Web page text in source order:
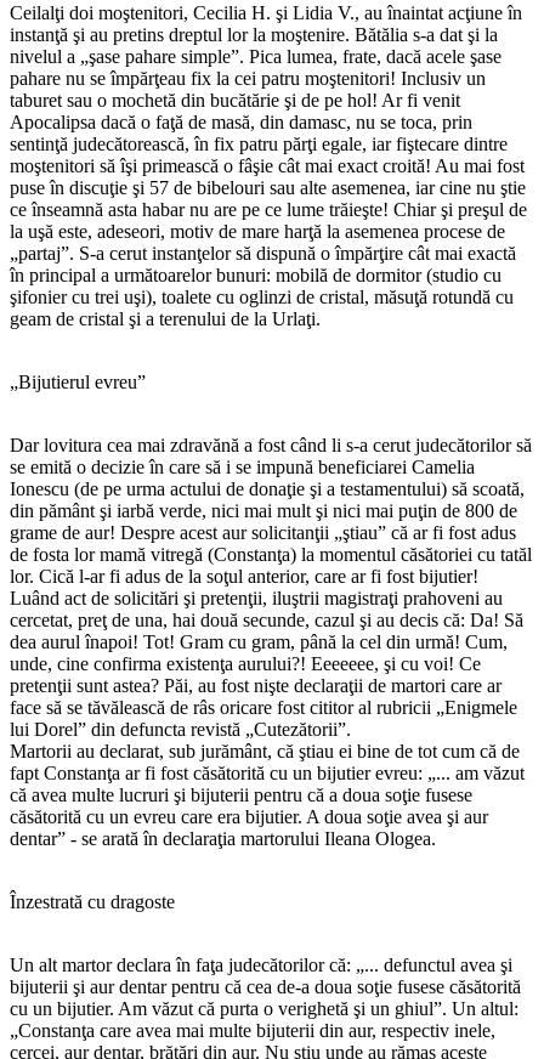
Ceilalţi doi moştenitori, Cecilia H. şi Lidia V., au înaintat acţiune în
instanţă şi au pretins dreptul lor la moştenire. Bătălia s-a dat şi la
nivelul a „şase pahare simple”. Pica lumea, frate, dacă acele şase
pahare nu se împărţeau fix la cei patru moştenitori! Inclusiv un
taburet sau o mochetă din bucătărie şi de pe hol! Ar fi venit
Apocalipsa dacă o faţă de masă, din damasc, nu se toca, prin
sentinţă judecătorească, în fix patru părţi egale, iar fiştecare dintre
moştenitori să îşi primească o fâşie cât mai exact croită! Au mai fost
puse în discuţie şi 57 de bibelouri sau alte asemenea, iar cine nu ştie
ce înseamnă asta habar nu are pe ce lume trăieşte! Chiar şi preşul de
la uşă este, adeseori, motiv de mare harţă la asemenea procese de
„partaj”. S-a cerut instanţelor să dispună o împărţire cât mai exactă
în principal a următoarelor bunuri: mobilă de dormitor (studio cu
şifonier cu trei uşi), toalete cu oglinzi de cristal, măsuţă rotundă cu
geam de cristal şi a terenului de la Urlaţi.
„Bijutierul evreu”
Dar lovitura cea mai zdravănă a fost când li s-a cerut judecătorilor să
se emită o decizie în care să i se impună beneficiarei Camelia
Ionescu (de pe urma actului de donaţie şi a testamentului) să scoată,
din pământ şi iarbă verde, nici mai mult şi nici mai puţin de 800 de
grame de aur! Despre acest aur solicitanţii „ştiau” că ar fi fost adus
de fosta lor mamă vitregă (Constanţa) la momentul căsătoriei cu tatăl
lor. Cică l-ar fi adus de la soţul anterior, care ar fi fost bijutier!
Luând act de solicitări şi pretenţii, iluştrii magistraţi prahoveni au
cercetat, preţ de una, hai două secunde, cazul şi au decis că: Da! Să
dea aurul înapoi! Tot! Gram cu gram, până la cel din urmă! Cum,
unde, cine confirma existenţa aurului?! Eeeeeee, şi cu voi! Ce
pretenţii sunt astea? Păi, au fost nişte declaraţii de martori care ar
face să se tăvălească de râs oricare fost cititor al rubricii „Enigmele
lui Dorel” din defuncta revistă „Cutezătorii”.
Martorii au declarat, sub jurământ, că ştiau ei bine de tot cum că de
fapt Constanţa ar fi fost căsătorită cu un bijutier evreu: „... am văzut
că avea multe lucruri şi bijuterii pentru că a doua soţie fusese
căsătorită cu un evreu care era bijutier. A doua soţie avea şi aur
dentar” - se arată în declaraţia martorului Ileana Ologea.
Înzestrată cu dragoste
Un alt martor declara în faţa judecătorilor că: „... defunctul avea şi
bijuterii şi aur dentar pentru că cea de-a doua soţie fusese căsătorită
cu un bijutier. Am văzut că purta o verighetă şi un ghiul”. Un altul:
„Constanţa care avea mai multe bijuterii din aur, respectiv inele,
cercei, aur dentar, brăţări din aur. Nu ştiu unde au rămas aceste